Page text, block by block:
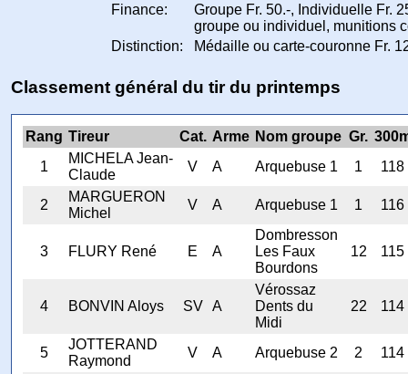
Finance:
Groupe Fr. 50.-, Individuelle Fr.
groupe ou individuel, munitions
Distinction:
Médaille ou carte-couronne Fr.
Classement général du tir du printemps
Rang Tireur Cat. Arme Nom groupe Gr.
1
MICHELA Jean-
Claude
V A Arquebuse 1 1 118
2
MARGUERON
Michel
V A Arquebuse 1 1 116
3 FLURY René E A
Dombresson
Les Faux
Bourdons
12 115
4 BONVIN Aloys SV A
Vérossaz
Dents du
Midi
22 114
5
JOTTERAND
Raymond
V A Arquebuse 2 2 114